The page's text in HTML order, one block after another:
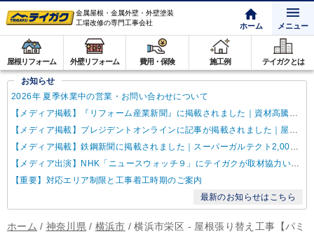
金属屋根・金属外壁・外壁塗装
工場改修の専門工事会社
ホーム メニュー
屋根リフォーム 外壁リフォーム 費用・保険 施工例 テイガクとは
お知らせ
2026年 夏季休業中の営業・お問い合わせについて
【メディア掲載】『リフォーム産業新聞』に掲載されました｜資材高騰・納期遅延に対するテイガクの取り組み
【メディア掲載】プレジデントオンラインに記事が掲載されました｜屋根点検商法について解説
【メディア掲載】鉄鋼新聞に掲載されました｜スーパーガルテクト2,000万㎡達成
【メディア出演】NHK「ニュースウォッチ９」にテイガクが取材協力いたしました
【重要】対応エリア制限と工事着工時期のご案内
最新のお知らせはこちら
ホーム / 神奈川県 / 横浜市 / 横浜市栄区 - 屋根張り替え工事【パミ